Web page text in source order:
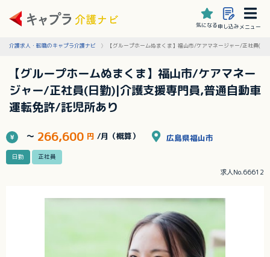
気になる申し込みメニュー
介護求人・転職のキャプラ介護ナビ 【グループホームぬまくま】福山市/ケアマネージャー/正社員(
【グループホームぬまくま】福山市/ケアマネー
ジャー/正社員(日勤)|介護支援専門員,普通自動車
運転免許/託児所あり
～ 266,600 円 /月（概算） 広島県福山市
日勤 正社員
求人No.66612